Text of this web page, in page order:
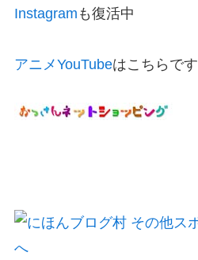
Instagram も復活中
アニメYouTubeはこちらです